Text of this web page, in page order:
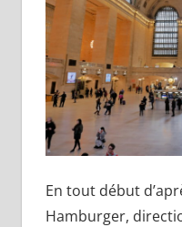
En tout début
Hamburger,